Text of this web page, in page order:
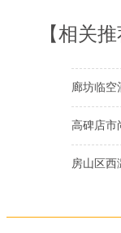
【相关推
廊坊临空
高碑店市
房山区西